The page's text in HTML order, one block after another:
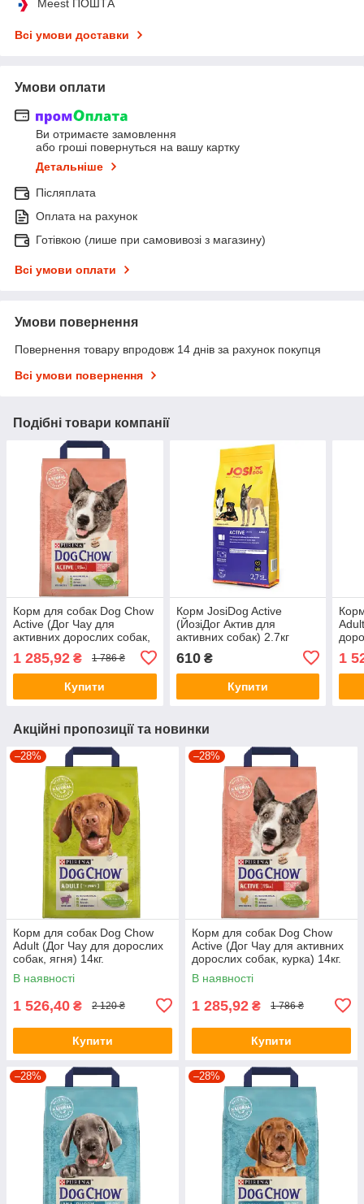
Meest ПОШТА
Всі умови доставки
Умови оплати
Ви отримаєте замовлення
або гроші повернуться на вашу картку
Детальніше
Післяплата
Оплата на рахунок
Готівкою (лише при самовивозі з магазину)
Всі умови оплати
Умови повернення
Повернення товару впродовж 14 днів за рахунок покупця
Всі умови повернення
Подібні товари компанії
Корм для собак Dog Chow
Active (Дог Чау для
активних дорослих собак,
1 285,92 ₴ 1 786 ₴
Купити
Корм JosiDog Active
(ЙозіДог Актив для
активних собак) 2.7кг
610₴
Купити
1
Акційні пропозиції та новинки
–28%
Корм для собак Dog Chow
Adult (Дог Чау для дорослих
собак, ягня) 14кг.
В наявності
1 526,40 ₴ 2 120 ₴
Купити
–28%
Корм для собак Dog Chow
Active (Дог Чау для активних
дорослих собак, курка) 14кг.
В наявності
1 285,92 ₴ 1 786 ₴
Купити
–28% –28%